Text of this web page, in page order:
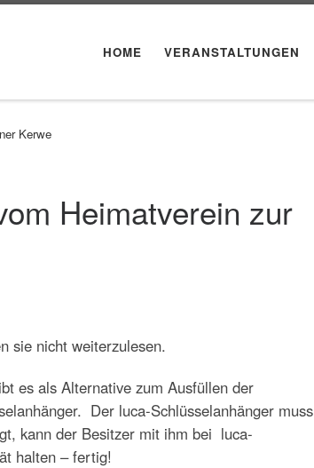
HOME VERANSTALTUNGEN
Kerwe
Heimatverein zur
sie nicht weiterzulesen.
es als Alternative zum Ausfüllen der
Der luca-Schlüsselanhänger muss
kann der Besitzer mit ihm bei luca-
halten – fertig!